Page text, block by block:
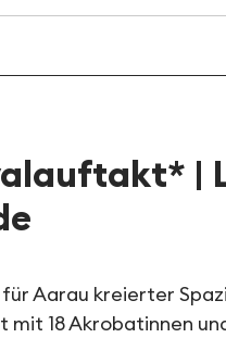
|
für Aarau kreierter
mit 18 Akrobatinnen